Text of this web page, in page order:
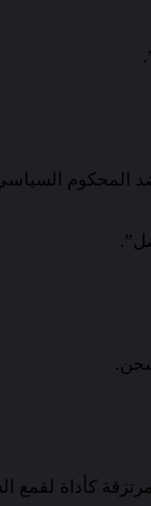
المحكوم
كأداة لقمع